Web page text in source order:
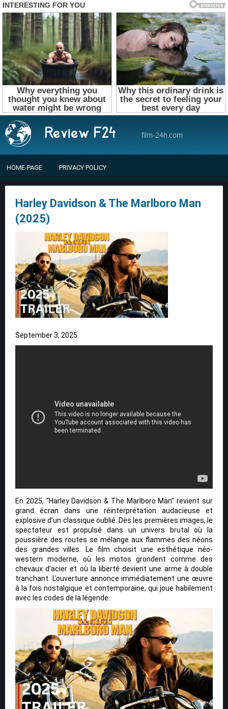
film-24h.com
HOME-PAGE PRIVACY POLICY
Harley Davidson & The Marlboro Man
(2025)
September 3, 2025
En 2025, “Harley Davidson & The Marlboro Man” revient sur
grand écran dans une réinterprétation audacieuse et
explosive d’un classique oublié. Dès les premières images, le
spectateur est propulsé dans un univers brutal où la
poussière des routes se mélange aux flammes des néons
des grandes villes. Le film choisit une esthétique néo-
western moderne, où les motos grondent comme des
chevaux d’acier et où la liberté devient une arme à double
tranchant. L’ouverture annonce immédiatement une œuvre
à la fois nostalgique et contemporaine, qui joue habilement
avec les codes de la légende.